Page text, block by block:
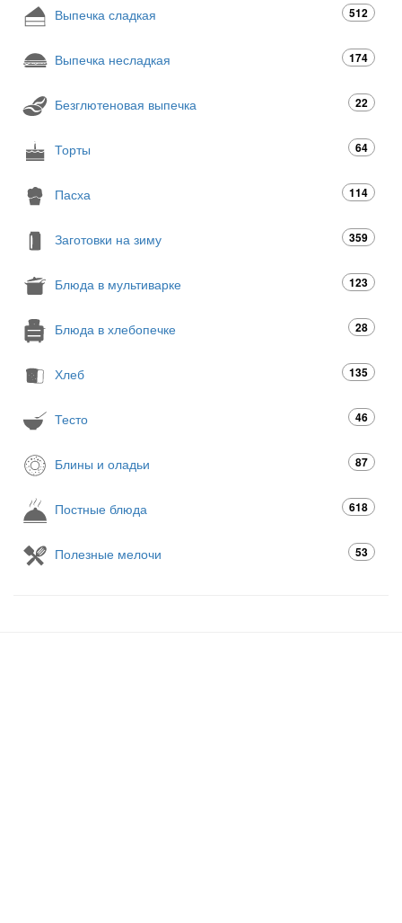
Выпечка сладкая 512
Выпечка несладкая 174
Безглютеновая выпечка 22
Торты 64
Пасха 114
Заготовки на зиму 359
Блюда в мультиварке 123
Блюда в хлебопечке 28
Хлеб 135
Тесто 46
Блины и оладьи 87
Постные блюда 618
Полезные мелочи 53